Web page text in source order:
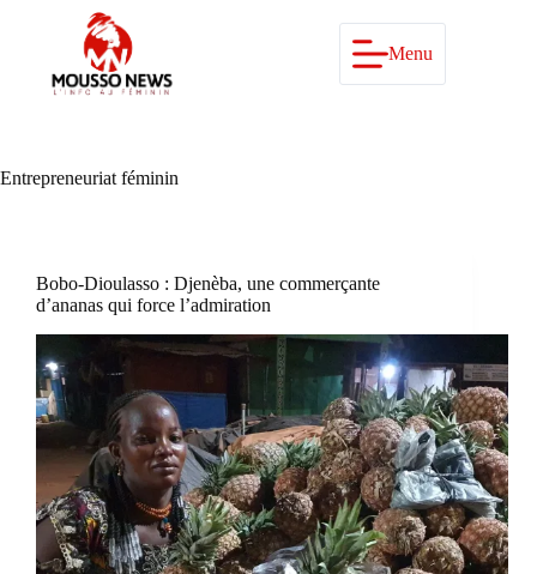
Menu
Entrepreneuriat féminin
Bobo-Dioulasso : Djenèba, une commerçante
d’ananas qui force l’admiration